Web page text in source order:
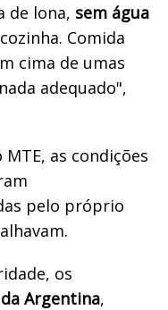
de lona, sem água
Comida
cima de umas
adequado",
as condições
pelo próprio
os
Argentina,